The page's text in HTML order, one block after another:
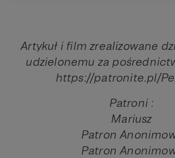
Artykuł i film zrealizowane
udzielonemu za
https://patronite.pl/
Patroni :
Mariusz
Patron
Patron